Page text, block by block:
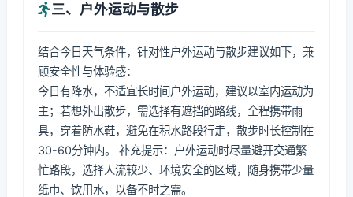
三、户外运动与散步
结合今日天气条件，针对性户外运动与散步建议如下，兼
顾安全性与体验感：
今日有降水，不适宜长时间户外运动，建议以室内运动为
主；若想外出散步，需选择有遮挡的路线，全程携带雨
具，穿着防水鞋，避免在积水路段行走，散步时长控制在
30-60分钟内。 补充提示：户外运动时尽量避开交通繁
忙路段，选择人流较少、环境安全的区域，随身携带少量
纸巾、饮用水，以备不时之需。